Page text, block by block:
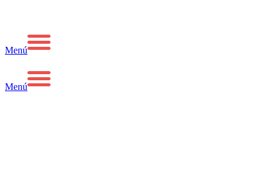
Menú
Menú